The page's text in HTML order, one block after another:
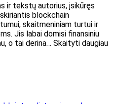
ir tekstų autorius, įsikūręs
blockchain
skaitmeniniam turtui ir
Jis labai domisi finansiniu
o tai derina… Skaityti daugiau